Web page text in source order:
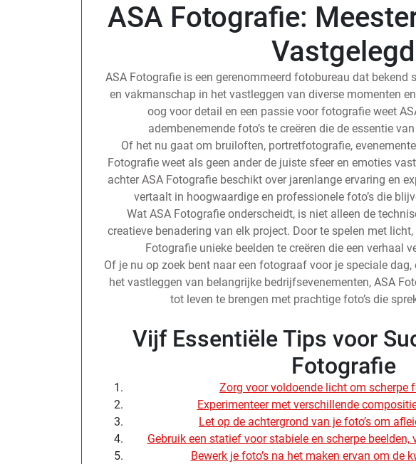
ASA Fotografie:
Vastgelegd
ASA Fotografie is een gerenommeerd fotobureau dat bekend
en vakmanschap in het vastleggen van diverse momenten
oog voor detail en een passie voor fotografie weet
adembenemende foto’s te creëren die de essentie
Of het nu gaat om bruiloften, portretfotografie,
Fotografie weet als geen ander de juiste sfeer en emoties
achter ASA Fotografie beschikt over jarenlange ervaring en
vertaalt in hoogwaardige en professionele foto’s die
Wat ASA Fotografie onderscheidt, is niet alleen de
creatieve benadering van elk project. Door te spelen met
Fotografie unieke beelden te creëren die een verhaal
Of je nu op zoek bent naar een fotograaf voor je speciale
het vastleggen van belangrijke bedrijfsevenementen, ASA
tot leven te brengen met prachtige foto’s die
Vijf Essentiële Tips voor
Fotografie
Zorg voor voldoende licht om scherpe
Experimenteer met verschillende
Let op de achtergrond van je foto’s om
Gebruik een statief voor stabiele en scherpe
Bewerk je foto’s na het maken ervan om de